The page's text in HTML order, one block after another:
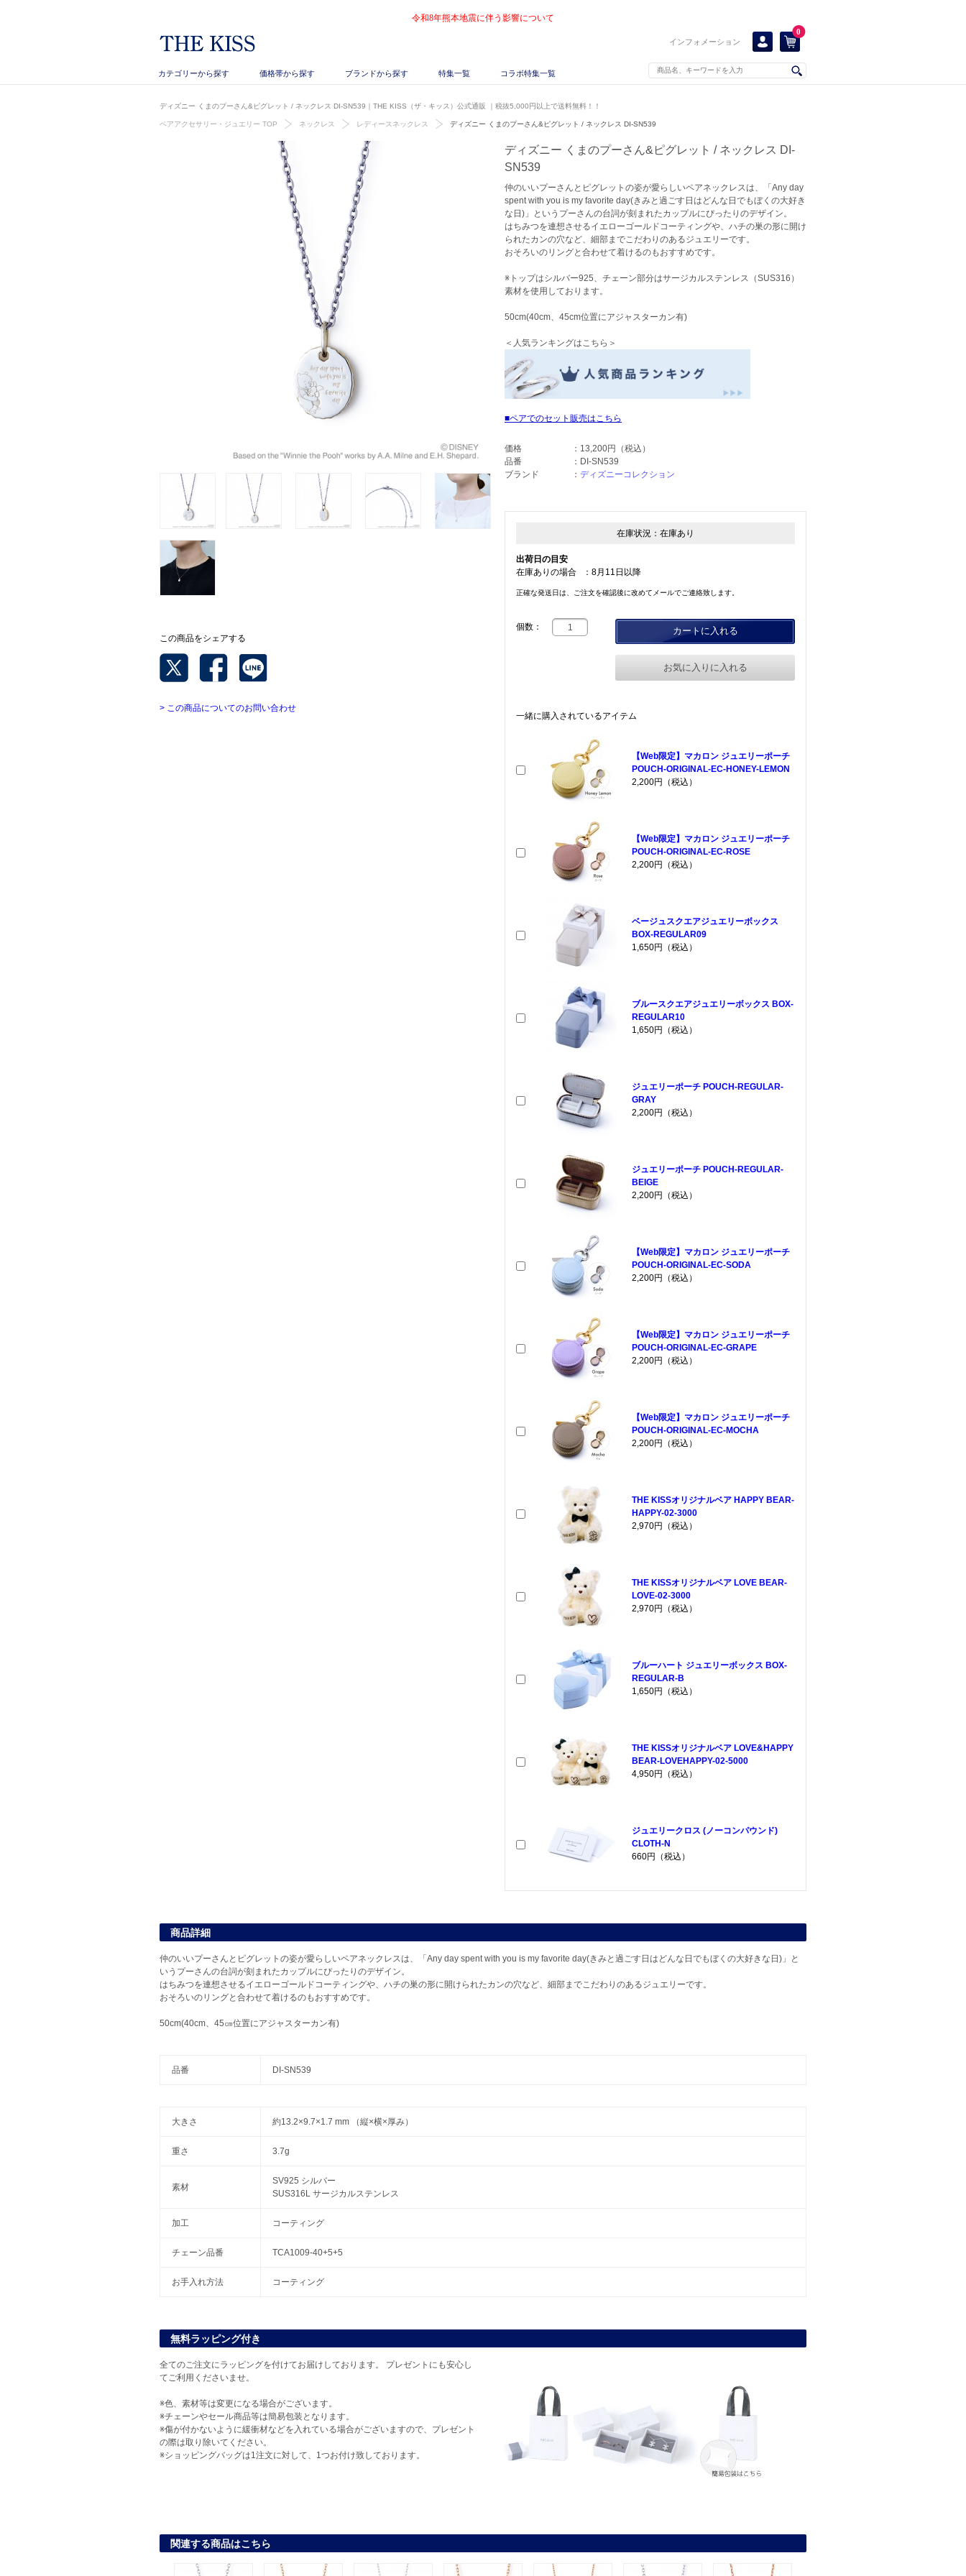
令和8年熊本地震に伴う影響について
インフォメーション
0
カテゴリーから探す 価格帯から探す ブランドから探す 特集一覧 コラボ特集一覧
ディズニー くまのプーさん&ピグレット / ネックレス DI-SN539｜THE KISS（ザ・キッス）公式通販 ｜税抜5,000円以上で送料無料！！
ペアアクセサリー・ジュエリー TOP ネックレス レディースネックレス ディズニー くまのプーさん&ピグレット / ネックレス DI-SN539
この商品をシェアする
> この商品についてのお問い合わせ
ディズニー くまのプーさん&ピグレット / ネックレス DI-
SN539
仲のいいプーさんとピグレットの姿が愛らしいペアネックレスは、「Any day
spent with you is my favorite day(きみと過ごす日はどんな日でもぼくの大好き
な日)」というプーさんの台詞が刻まれたカップルにぴったりのデザイン。
はちみつを連想させるイエローゴールドコーティングや、ハチの巣の形に開け
られたカンの穴など、細部までこだわりのあるジュエリーです。
おそろいのリングと合わせて着けるのもおすすめです。
※トップはシルバー925、チェーン部分はサージカルステンレス（SUS316）
素材を使用しております。
50cm(40cm、45cm位置にアジャスターカン有)
＜人気ランキングはこちら＞
ペアでのセット販売はこちら
価格 ： 13,200円
（税込）
品番
： DI-SN539
ブランド
： ディズニーコレクション
在庫状況： 在庫あり
出荷日の目安
在庫ありの場合
： 8月11日以降
正確な発送日は、ご注文を確認後に改めてメールでご連絡致します。
個数： カートに入れる
お気に入りに入れる
一緒に購入されているアイテム
【Web限定】マカロン ジュエリーポーチ
POUCH-ORIGINAL-EC-HONEY-LEMON
2,200円（税込）
【Web限定】マカロン ジュエリーポーチ
POUCH-ORIGINAL-EC-ROSE
2,200円（税込）
ベージュスクエアジュエリーボックス
BOX-REGULAR09
1,650円（税込）
ブルースクエアジュエリーボックス BOX-
REGULAR10
1,650円（税込）
ジュエリーポーチ POUCH-REGULAR-
GRAY
2,200円（税込）
ジュエリーポーチ POUCH-REGULAR-
BEIGE
2,200円（税込）
【Web限定】マカロン ジュエリーポーチ
POUCH-ORIGINAL-EC-SODA
2,200円（税込）
【Web限定】マカロン ジュエリーポーチ
POUCH-ORIGINAL-EC-GRAPE
2,200円（税込）
【Web限定】マカロン ジュエリーポーチ
POUCH-ORIGINAL-EC-MOCHA
2,200円（税込）
THE KISSオリジナルベア HAPPY BEAR-
HAPPY-02-3000
2,970円（税込）
THE KISSオリジナルベア LOVE BEAR-
LOVE-02-3000
2,970円（税込）
ブルーハート ジュエリーボックス BOX-
REGULAR-B
1,650円（税込）
THE KISSオリジナルベア LOVE&HAPPY
BEAR-LOVEHAPPY-02-5000
4,950円（税込）
ジュエリークロス (ノーコンパウンド)
CLOTH-N
660円（税込）
商品詳細
仲のいいプーさんとピグレットの姿が愛らしいペアネックレスは、「Any day spent with you is my favorite day(きみと過ごす日はどんな日でもぼくの大好きな日)」と
いうプーさんの台詞が刻まれたカップルにぴったりのデザイン。
はちみつを連想させるイエローゴールドコーティングや、ハチの巣の形に開けられたカンの穴など、細部までこだわりのあるジュエリーです。
おそろいのリングと合わせて着けるのもおすすめです。
50cm(40cm、45㎝位置にアジャスターカン有)
品番 DI-SN539
大きさ 約13.2×9.7×1.7 mm （縦×横×厚み）
重さ 3.7g
素材
SV925 シルバー
SUS316L サージカルステンレス
加工 コーティング
チェーン品番 TCA1009-40+5+5
お手入れ方法 コーティング
無料ラッピング付き
全てのご注文にラッピングを付けてお届けしております。 プレゼントにも安心し
てご利用くださいませ。
※色、素材等は変更になる場合がございます。
※チェーンやセール商品等は簡易包装となります。
※傷が付かないように緩衝材などを入れている場合がございますので、プレゼント
の際は取り除いてください。
※ショッピングバッグは1注文に対して、1つお付け致しております。
関連する商品はこちら